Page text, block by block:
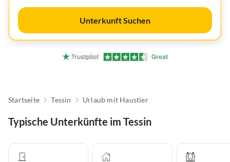
Unterkunft Suchen
Startseite Tessin Urlaub mit Haustier
Typische Unterkünfte im Tessin